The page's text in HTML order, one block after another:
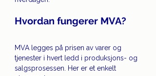
Hvordan fungerer MVA?
MVA legges på prisen av varer og
tjenester i hvert ledd i produksjons- og
salgsprosessen. Her er et enkelt